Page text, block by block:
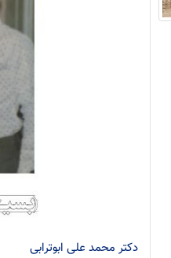
دکتر محمد علی ابوترابی